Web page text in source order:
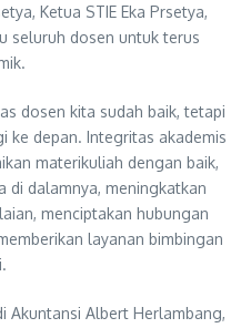
Ketua STIE Eka Prsetya,
seluruh dosen untuk terus
dosen kita sudah baik, tetapi
ke depan. Integritas akademis
materikuliah dengan baik,
di dalamnya, meningkatkan
menciptakan hubungan
layanan bimbingan
Akuntansi Albert Herlambang,